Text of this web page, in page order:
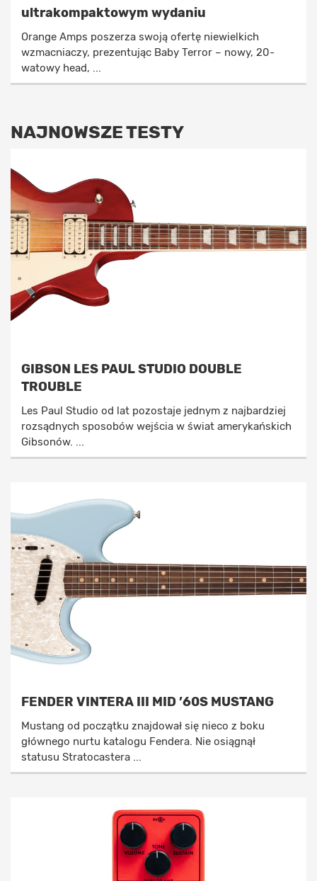
ultrakompaktowym wydaniu
Orange Amps poszerza swoją ofertę niewielkich
wzmacniaczy, prezentując Baby Terror – nowy, 20-
watowy head, ...
NAJNOWSZE TESTY
GIBSON LES PAUL STUDIO DOUBLE
TROUBLE
Les Paul Studio od lat pozostaje jednym z najbardziej
rozsądnych sposobów wejścia w świat amerykańskich
Gibsonów. ...
FENDER VINTERA III MID ’60S MUSTANG
Mustang od początku znajdował się nieco z boku
głównego nurtu katalogu Fendera. Nie osiągnął
statusu Stratocastera ...